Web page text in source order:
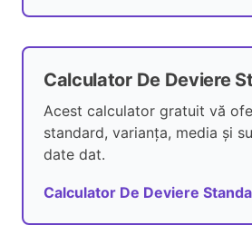
Calculator De Deviere
Acest calculator gratuit vă
standard, varianța, media și
date dat.
Calculator De Deviere